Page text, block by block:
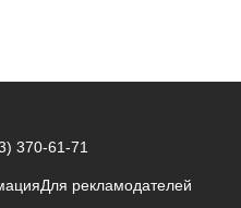
370-61-71
Для рекламодателей